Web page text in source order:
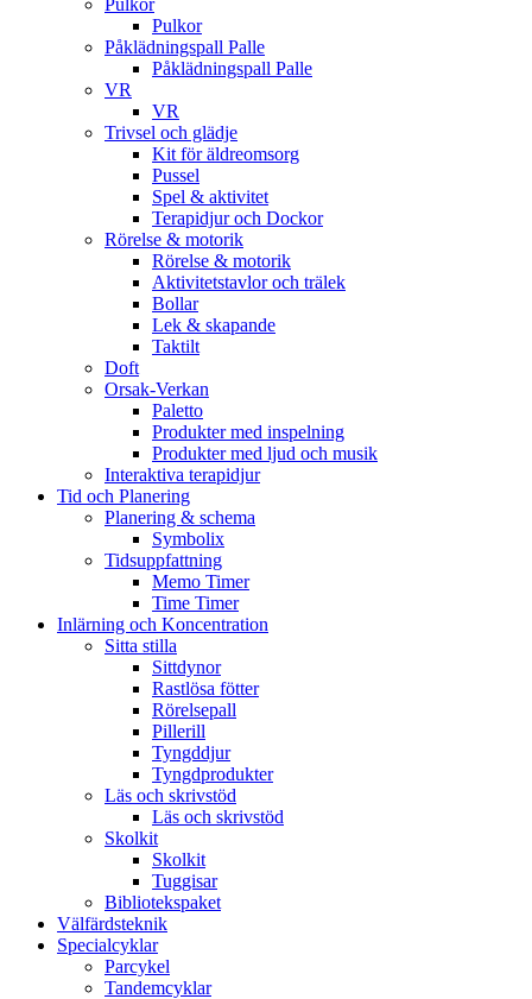
Pulkor
Påklädningspall Palle
Påklädningspall Palle
VR
VR
Trivsel och glädje
Kit för äldreomsorg
Pussel
Spel & aktivitet
Terapidjur och Dockor
Rörelse & motorik
Rörelse & motorik
Aktivitetstavlor och trälek
Bollar
Lek & skapande
Taktilt
Doft
Orsak-Verkan
Paletto
Produkter med inspelning
Produkter med ljud och musik
Interaktiva terapidjur
Tid och Planering
Planering & schema
Symbolix
Tidsuppfattning
Memo Timer
Time Timer
Inlärning och Koncentration
Sitta stilla
Sittdynor
Rastlösa fötter
Rörelsepall
Pillerill
Tyngddjur
Tyngdprodukter
Läs och skrivstöd
Läs och skrivstöd
Skolkit
Skolkit
Tuggisar
Bibliotekspaket
Välfärdsteknik
Specialcyklar
Parcykel
Tandemcyklar